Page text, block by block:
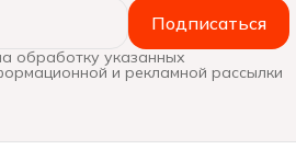
Подписаться
обработку указанных
и рекламной рассылки